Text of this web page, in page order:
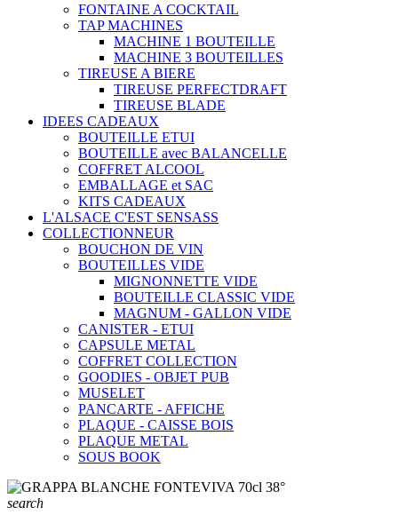
FONTAINE A COCKTAIL
TAP MACHINES
MACHINE 1 BOUTEILLE
MACHINE 3 BOUTEILLES
TIREUSE A BIERE
TIREUSE PERFECTDRAFT
TIREUSE BLADE
IDEES CADEAUX
BOUTEILLE ETUI
BOUTEILLE avec BALANCELLE
COFFRET ALCOOL
EMBALLAGE et SAC
KITS CADEAUX
L'ALSACE C'EST SENSASS
COLLECTIONNEUR
BOUCHON DE VIN
BOUTEILLES VIDE
MIGNONNETTE VIDE
BOUTEILLE CLASSIC VIDE
MAGNUM - GALLON VIDE
CANISTER - ETUI
CAPSULE METAL
COFFRET COLLECTION
GOODIES - OBJET PUB
MUSELET
PANCARTE - AFFICHE
PLAQUE - CAISSE BOIS
PLAQUE METAL
SOUS BOOK
search